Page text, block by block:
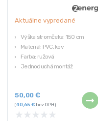
Aktuálne vypredané
Výška stromčeka: 150 cm
Materiál: PVC, kov
Farba: ružová
Jednoduchá montáž
50,00€
(40,65€bez DPH)
★ ★ ★ ★ ★